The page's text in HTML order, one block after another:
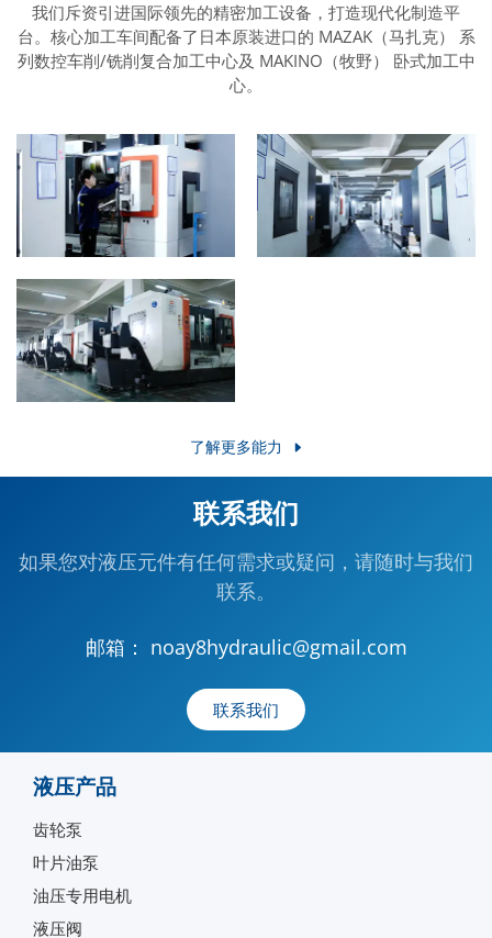
我们斥资引进国际领先的精密加工设备，打造现代化制造平
台。核心加工车间配备了日本原装进口的 MAZAK（马扎克） 系
列数控车削/铣削复合加工中心及 MAKINO（牧野） 卧式加工中
心。
了解更多能力
联系我们
如果您对液压元件有任何需求或疑问，请随时与我们
联系。
邮箱： noay8hydraulic@gmail.com
联系我们
液压产品
齿轮泵
叶片油泵
油压专用电机
液压阀